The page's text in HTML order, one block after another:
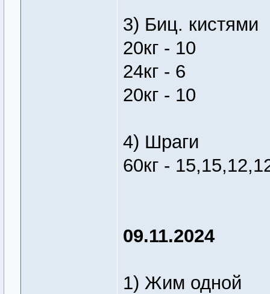
3) Биц. кистями
20кг - 10
24кг - 6
20кг - 10
4) Шраги
60кг -
09.11.2024
1) Жим одной